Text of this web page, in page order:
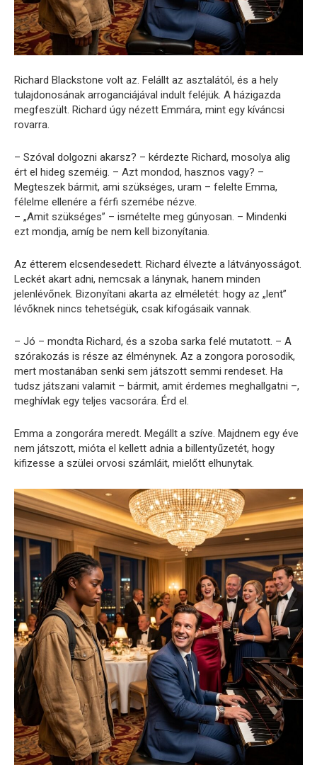
Richard Blackstone volt az. Felállt az asztalától, és a hely
tulajdonosának arroganciájával indult feléjük. A házigazda
megfeszült. Richard úgy nézett Emmára, mint egy kíváncsi
rovarra.
– Szóval dolgozni akarsz? – kérdezte Richard, mosolya alig
ért el hideg szeméig. – Azt mondod, hasznos vagy? –
Megteszek bármit, ami szükséges, uram – felelte Emma, ​​
félelme ellenére a férfi szemébe nézve.
– „Amit szükséges” – ismételte meg gúnyosan. – Mindenki
ezt mondja, amíg be nem kell bizonyítania.
Az étterem elcsendesedett. Richard élvezte a látványosságot.
Leckét akart adni, nemcsak a lánynak, hanem minden
jelenlévőnek. Bizonyítani akarta az elméletét: hogy az „lent”
lévőknek nincs tehetségük, csak kifogásaik vannak.
– Jó – mondta Richard, és a szoba sarka felé mutatott. – A
szórakozás is része az élménynek. Az a zongora porosodik,
mert mostanában senki sem játszott semmi rendeset. Ha
tudsz játszani valamit – bármit, amit érdemes meghallgatni –,
meghívlak egy teljes vacsorára. Érd el.
Emma a zongorára meredt. Megállt a szíve. Majdnem egy éve
nem játszott, mióta el kellett adnia a billentyűzetét, hogy
kifizesse a szülei orvosi számláit, mielőtt elhunytak.